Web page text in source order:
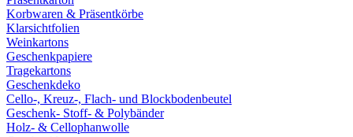
Korbwaren & Präsentkörbe
Klarsichtfolien
Weinkartons
Geschenkpapiere
Tragekartons
Geschenkdeko
Cello-, Kreuz-, Flach- und Blockbodenbeutel
Geschenk- Stoff- & Polybänder
Holz- & Cellophanwolle